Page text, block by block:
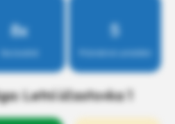
8x 5
Letní účastovka 1